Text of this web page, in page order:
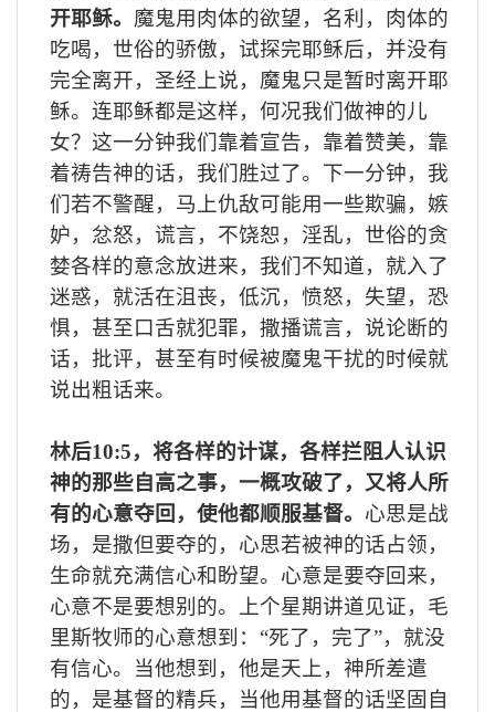
开耶稣。 魔鬼用肉体的欲望，名利，肉体的
吃喝，世俗的骄傲，试探完耶稣后，并没有
完全离开，圣经上说，魔鬼只是暂时离开耶
稣。连耶稣都是这样，何况我们做神的儿
女？这一分钟我们靠着宣告，靠着赞美，靠
着祷告神的话，我们胜过了。下一分钟，我
们若不警醒，马上仇敌可能用一些欺骗，嫉
妒，忿怒，谎言，不饶恕，淫乱，世俗的贪
婪各样的意念放进来，我们不知道，就入了
迷惑，就活在沮丧，低沉，愤怒，失望，恐
惧，甚至口舌就犯罪，撒播谎言，说论断的
话，批评，甚至有时候被魔鬼干扰的时候就
说出粗话来。
林后10:5，将各样的计谋，各样拦阻人认识
神的那些自高之事，一概攻破了，又将人所
有的心意夺回，使他都顺服基督。 心思是战
场，是撒但要夺的，心思若被神的话占领，
生命就充满信心和盼望。 心意是要夺回来，
心意不是要想别的。上个星期讲道见证，毛
里斯牧师的心意想到：“死了，完了”，就没
有信心。当他想到，他是天上，神所差遣
的，是基督的精兵，当他用基督的话坚固自